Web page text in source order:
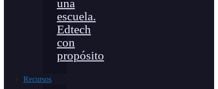
una
escuela.
Edtech
con
propósito
Recursos